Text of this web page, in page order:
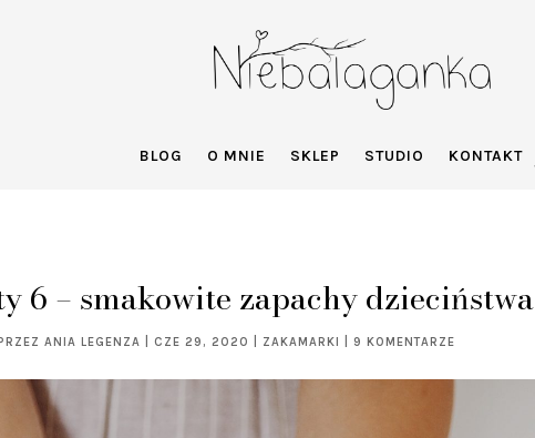
BLOG O MNIE SKLEP STUDIO KONTAKT
6 – smakowite zapachy dzieciństwa
ANIA LEGENZA CZE 29, 2020 ZAKAMARKI |9 KOMENTARZE